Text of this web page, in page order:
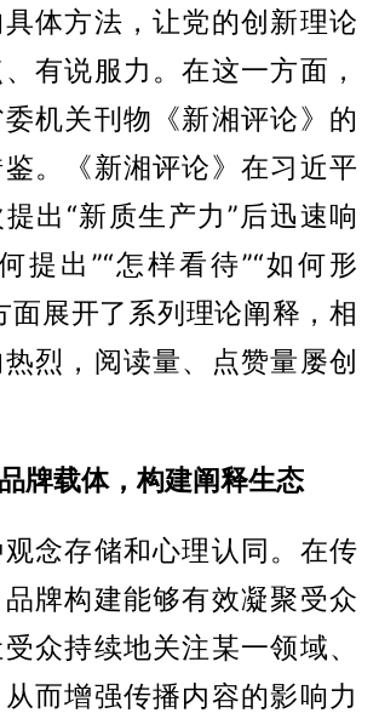
体方法，让党的创新理论
有说服力。在这一方面，
机关刊物《新湘评论》的
。《新湘评论》在习近平
出“新质生产力”后迅速响
提出”“怎样看待”“如何形
面展开了系列理论阐释，相
烈，阅读量、点赞量屡创
品牌载体，构建阐释生态
念存储和心理认同。在传
牌构建能够有效凝聚受众
众持续地关注某一领域、
而增强传播内容的影响力